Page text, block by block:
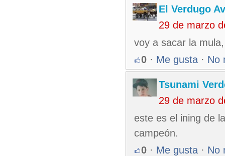
El Verdugo
29 de marzo
voy a sacar la
0 · Me gusta · No
Tsunami
29 de marzo
este es el ining de
campeón.
0 · Me gusta · No